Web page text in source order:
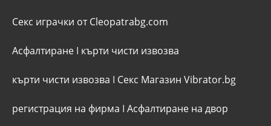
Секс играчки от Cleopatrabg.com
Асфалтиране I кърти чисти извозва
кърти чисти извозва I Секс Магазин Vibrator.bg
регистрация на фирма I Асфалтиране на двор